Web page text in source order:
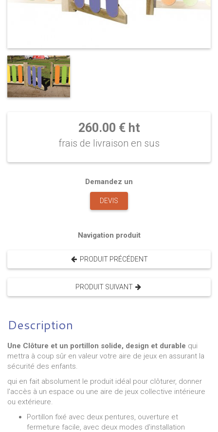
260.00 € ht
frais de livraison en sus
Demandez un
DEVIS
Navigation produit
PRODUIT PRÉCÉDENT
PRODUIT SUIVANT
Description
Une Clôture et un portillon solide, design et durable qui
mettra à coup sûr en valeur votre aire de jeux en assurant la
sécurité des enfants.
qui en fait absolument le produit idéal pour clôturer, donner
l'accès à un espace ou une aire de jeux collective intérieure
ou extérieure.
Portillon fixé avec deux pentures, ouverture et
fermeture facile, avec deux modes d'installation